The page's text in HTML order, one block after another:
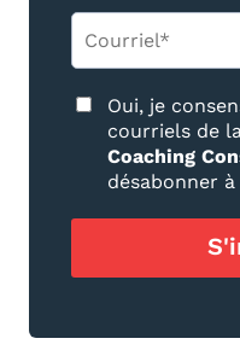
Oui, je
courriels de
Coaching
désabonner